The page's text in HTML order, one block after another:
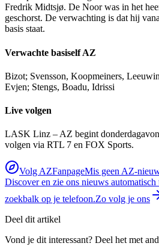
Fredrik Midtsjø. De Noor was in het
geschorst. De verwachting is dat hij
basis staat.
Verwachte basiself AZ
Bizot; Svensson, Koopmeiners,
Evjen; Stengs, Boadu, Idrissi
Live volgen
LASK Linz – AZ begint
volgen via RTL 7 en FOX Sports.
Volg AZFanpageMis geen AZ-
Discover en zie ons nieuws
zoekbalk op je telefoon.Zo volg je ons
Deel dit artikel
Vond je dit interessant? Deel het met